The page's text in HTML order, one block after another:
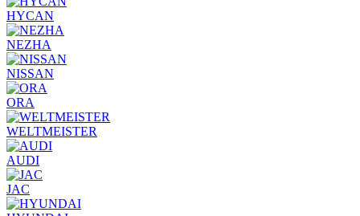
HYCAN
NEZHA
NISSAN
ORA
WELTMEISTER
AUDI
JAC